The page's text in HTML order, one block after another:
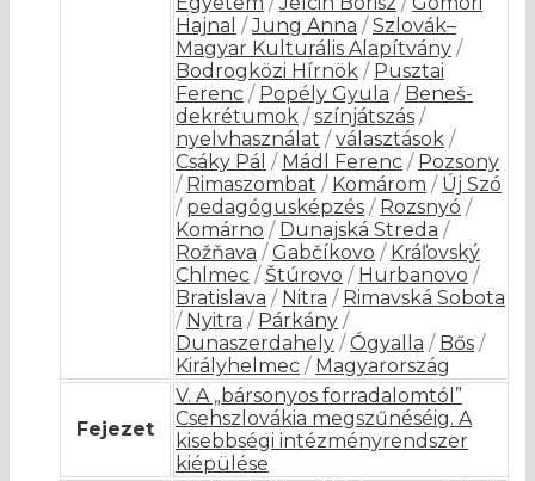
Hajnal /Jung Anna / Szlovák–
Magyar Kulturális Alapítvány /
Bodrogközi Hírnök / Pusztai
Ferenc / Popély Gyula / Beneš-
dekrétumok / színjátszás /
nyelvhasználat / választások /
Csáky Pál / Mádl Ferenc / Pozsony
/ Rimaszombat / Komárom / Új Szó
/ pedagógusképzés / Rozsnyó /
Komárno / Dunajská Streda /
Rožňava / Gabčíkovo / Kráľovský
Chlmec / Štúrovo / Hurbanovo /
Bratislava / Nitra / Rimavská Sobota
/ Nyitra / Párkány /
Dunaszerdahely / Ógyalla / Bős /
Királyhelmec / Magyarország
Fejezet
V. A „bársonyos forradalomtól”
Csehszlovákia megszűnéséig. A
kisebbségi intézményrendszer
kiépülése